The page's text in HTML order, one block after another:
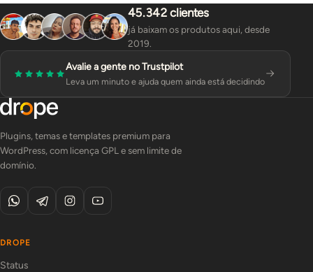
45.342 clientes
já baixam os produtos aqui, desde
2019.
Avalie a gente no Trustpilot
Leva um minuto e ajuda quem ainda está decidindo
Plugins, temas e templates premium para
WordPress, com licença GPL e sem limite de
domínio.
DROPE
Status